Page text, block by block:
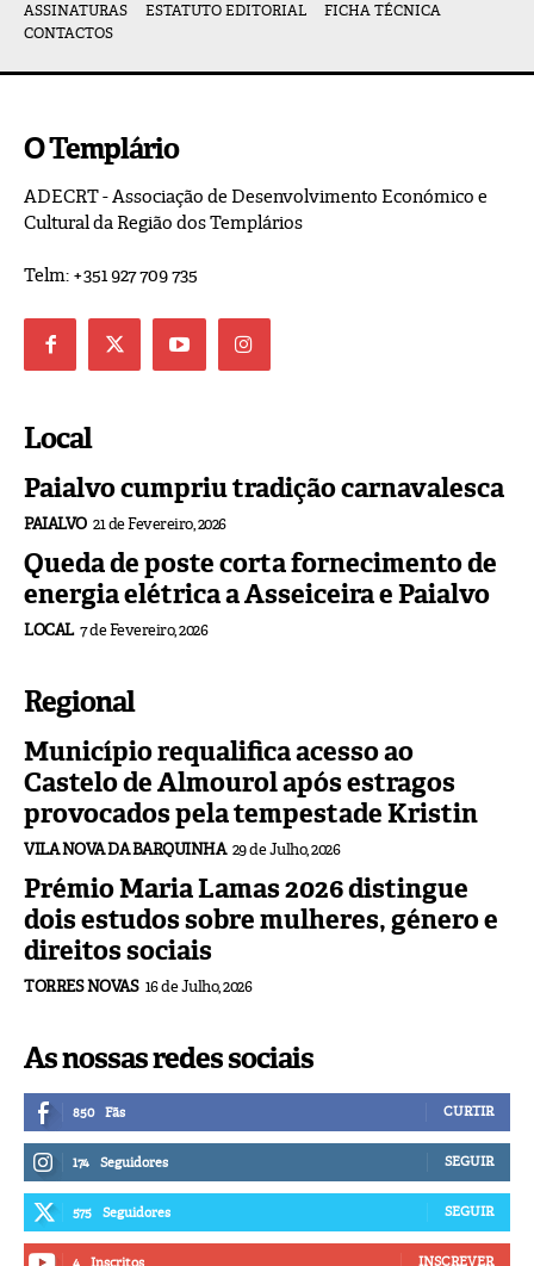
ASSINATURAS ESTATUTO EDITORIAL
FICHA TÉCNICA
CONTACTOS
O Templário
ADECRT - Associação de Desenvolvimento Económico e
Cultural da Região dos Templários
Telm: +351 927 709 735
Local
Paialvo cumpriu tradição carnavalesca
PAIALVO 21 de Fevereiro, 2026
Queda de poste corta fornecimento de
energia elétrica a Asseiceira e Paialvo
LOCAL 7 de Fevereiro, 2026
Regional
Município requalifica acesso ao
Castelo de Almourol após estragos
provocados pela tempestade Kristin
VILA NOVA DA BARQUINHA 29 de Julho, 2026
Prémio Maria Lamas 2026 distingue
dois estudos sobre mulheres, género e
direitos sociais
TORRES NOVAS 16 de Julho, 2026
As nossas redes sociais
850 Fãs CURTIR
174 Seguidores SEGUIR
575 Seguidores SEGUIR
INSCREVER